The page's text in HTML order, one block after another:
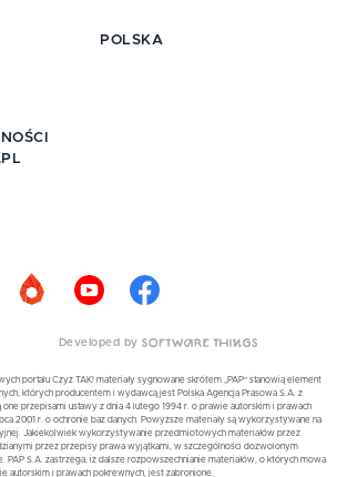
POLSKA
Developed by
portalu Czyż TAK! materiały sygnowane skrótem „PAP” stanowią element
których producentem i wydawcą jest Polska Agencja Prasowa S.A. z
przepisami ustawy z dnia 4 lutego 1994 r. o prawie autorskim i prawach
2001 r. o ochronie baz danych. Powyższe materiały są wykorzystywane na
Jakiekolwiek wykorzystywanie przedmiotowych materiałów przez
przez przepisy prawa wyjątkami, w szczególności dozwolonym
S.A. zastrzega, iż dalsze rozpowszechnianie materiałów, o których mowa
autorskim i prawach pokrewnych, jest zabronione.